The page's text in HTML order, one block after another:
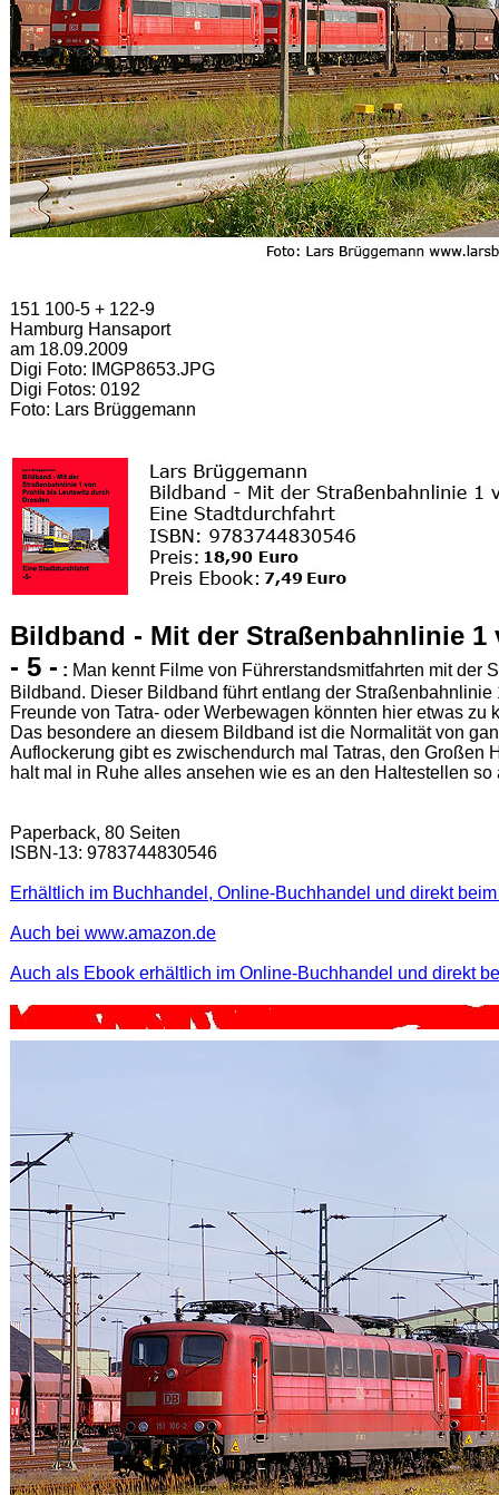
151 100-5 + 122-9
Hamburg Hansaport
am 18.09.2009
Digi Foto: IMGP8653.JPG
Digi Fotos: 0192
Foto: Lars Brüggemann
Bildband - Mit der Straßenbahnlinie
- 5 - : Man kennt Filme von Führerstandsmitfahrten mit
Bildband. Dieser Bildband führt entlang der
Freunde von Tatra- oder Werbewagen könnten hier etwas
Das besondere an diesem Bildband ist die Normalität von
Auflockerung gibt es zwischendurch mal Tatras, den Großen
halt mal in Ruhe alles ansehen wie es an den Haltestellen so
Paperback, 80 Seiten
ISBN-13: 9783744830546
Erhältlich im Buchhandel, Online-Buchhandel und direkt
Auch bei www.amazon.de
Auch als Ebook erhältlich im Online-Buchhandel und direkt